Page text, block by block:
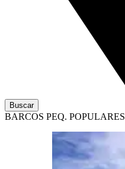
Buscar
BARCOS PEQ. POPULARES